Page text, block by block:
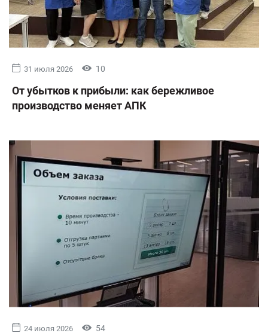
31 июля 2026 10
От убытков к прибыли: как бережливое
производство меняет АПК
24 июля 2026 54